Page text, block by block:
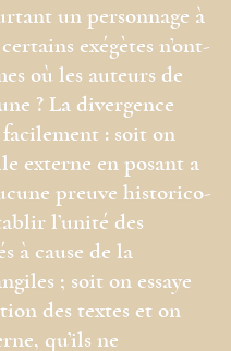
un personnage à
exégètes n’ont-
où les auteurs de
? La divergence
: soit on
externe en posant a
preuve historico-
l’unité des
à cause de la
; soit on essaye
des textes et on
qu’ils ne